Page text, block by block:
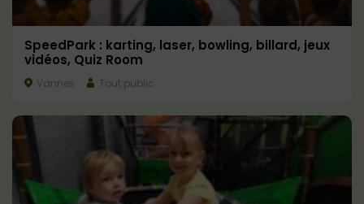
SpeedPark : karting, laser, bowling, billard, jeux
vidéos, Quiz Room
Vannes Tout public